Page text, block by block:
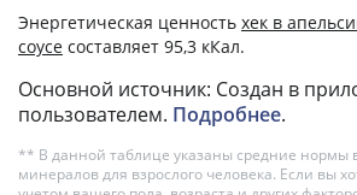
Энергетическая ценность хек в
соусе составляет 95,3 кКал.
Основной источник: Создан в
пользователем. Подробнее.
** В данной таблице указаны средние нормы
минералов для взрослого человека. Если вы